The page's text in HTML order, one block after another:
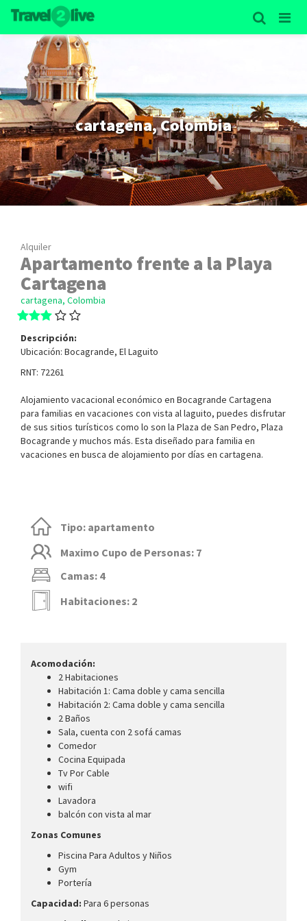
cartagena, Colombia
Alquiler
Apartamento frente a la Playa
Cartagena
cartagena, Colombia
Descripción:
Ubicación: Bocagrande, El Laguito
RNT: 72261
Alojamiento vacacional económico en Bocagrande Cartagena
para familias en vacaciones con vista al laguito, puedes disfrutar
de sus sitios turísticos como lo son la Plaza de San Pedro, Plaza
Bocagrande y muchos más. Esta diseñado para familia en
vacaciones en busca de alojamiento por días en cartagena.
Tipo: apartamento
Maximo Cupo de Personas: 7
Camas: 4
Habitaciones: 2
Acomodación:
2 Habitaciones
Habitación 1: Cama doble y cama sencilla
Habitación 2: Cama doble y cama sencilla
2 Baños
Sala, cuenta con 2 sofá camas
Comedor
Cocina Equipada
Tv Por Cable
wifi
Lavadora
balcón con vista al mar
Zonas Comunes
Piscina Para Adultos y Niños
Gym
Portería
Capacidad: Para 6 personas